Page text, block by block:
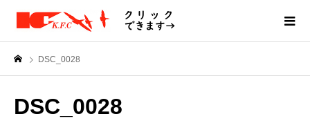
DSC_0028
DSC_0028